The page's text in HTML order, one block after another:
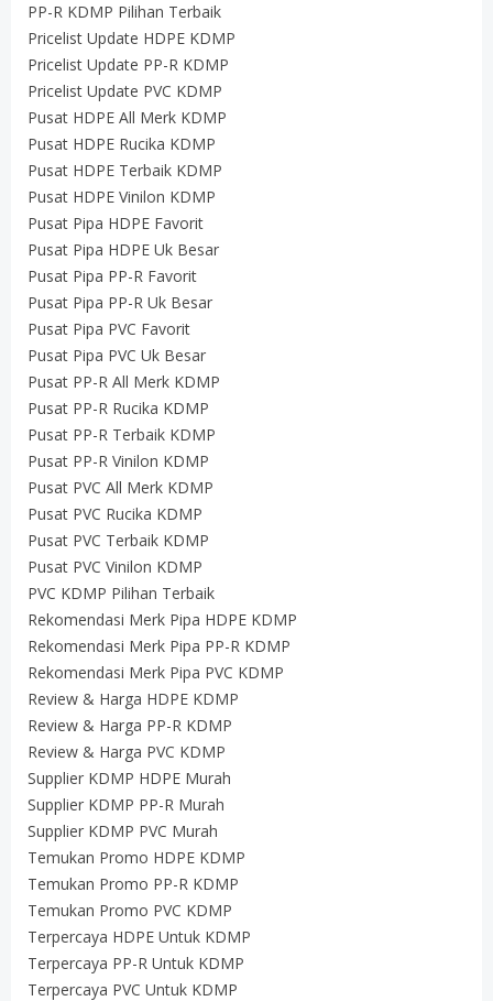
PP-R KDMP Pilihan Terbaik
Pricelist Update HDPE KDMP
Pricelist Update PP-R KDMP
Pricelist Update PVC KDMP
Pusat HDPE All Merk KDMP
Pusat HDPE Rucika KDMP
Pusat HDPE Terbaik KDMP
Pusat HDPE Vinilon KDMP
Pusat Pipa HDPE Favorit
Pusat Pipa HDPE Uk Besar
Pusat Pipa PP-R Favorit
Pusat Pipa PP-R Uk Besar
Pusat Pipa PVC Favorit
Pusat Pipa PVC Uk Besar
Pusat PP-R All Merk KDMP
Pusat PP-R Rucika KDMP
Pusat PP-R Terbaik KDMP
Pusat PP-R Vinilon KDMP
Pusat PVC All Merk KDMP
Pusat PVC Rucika KDMP
Pusat PVC Terbaik KDMP
Pusat PVC Vinilon KDMP
PVC KDMP Pilihan Terbaik
Rekomendasi Merk Pipa HDPE KDMP
Rekomendasi Merk Pipa PP-R KDMP
Rekomendasi Merk Pipa PVC KDMP
Review & Harga HDPE KDMP
Review & Harga PP-R KDMP
Review & Harga PVC KDMP
Supplier KDMP HDPE Murah
Supplier KDMP PP-R Murah
Supplier KDMP PVC Murah
Temukan Promo HDPE KDMP
Temukan Promo PP-R KDMP
Temukan Promo PVC KDMP
Terpercaya HDPE Untuk KDMP
Terpercaya PP-R Untuk KDMP
Terpercaya PVC Untuk KDMP